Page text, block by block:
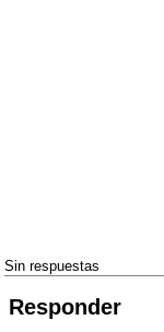
Sin respuestas
Responder